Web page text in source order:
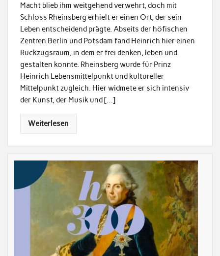
Macht blieb ihm weitgehend verwehrt, doch mit
Schloss Rheinsberg erhielt er einen Ort, der sein
Leben entscheidend prägte. Abseits der höfischen
Zentren Berlin und Potsdam fand Heinrich hier einen
Rückzugsraum, in dem er frei denken, leben und
gestalten konnte. Rheinsberg wurde für Prinz
Heinrich Lebensmittelpunkt und kultureller
Mittelpunkt zugleich. Hier widmete er sich intensiv
der Kunst, der Musik und […]
Weiterlesen